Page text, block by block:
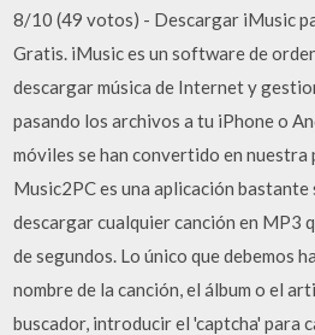
8/10 (49 votos) - Descargar iMusic
Gratis. iMusic es un software de
descargar música de Internet y
pasando los archivos a tu iPhone o
móviles se han convertido en
Music2PC es una aplicación
descargar cualquier canción en MP3
de segundos. Lo único que debemos
nombre de la canción, el álbum o el
buscador, introducir el 'captcha' para